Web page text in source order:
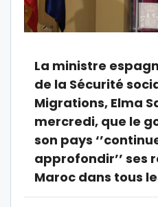
La ministre
de la Sécurité
Migrations, Elma
mercredi, que le
son pays
approfondir’’ ses
Maroc dans tous